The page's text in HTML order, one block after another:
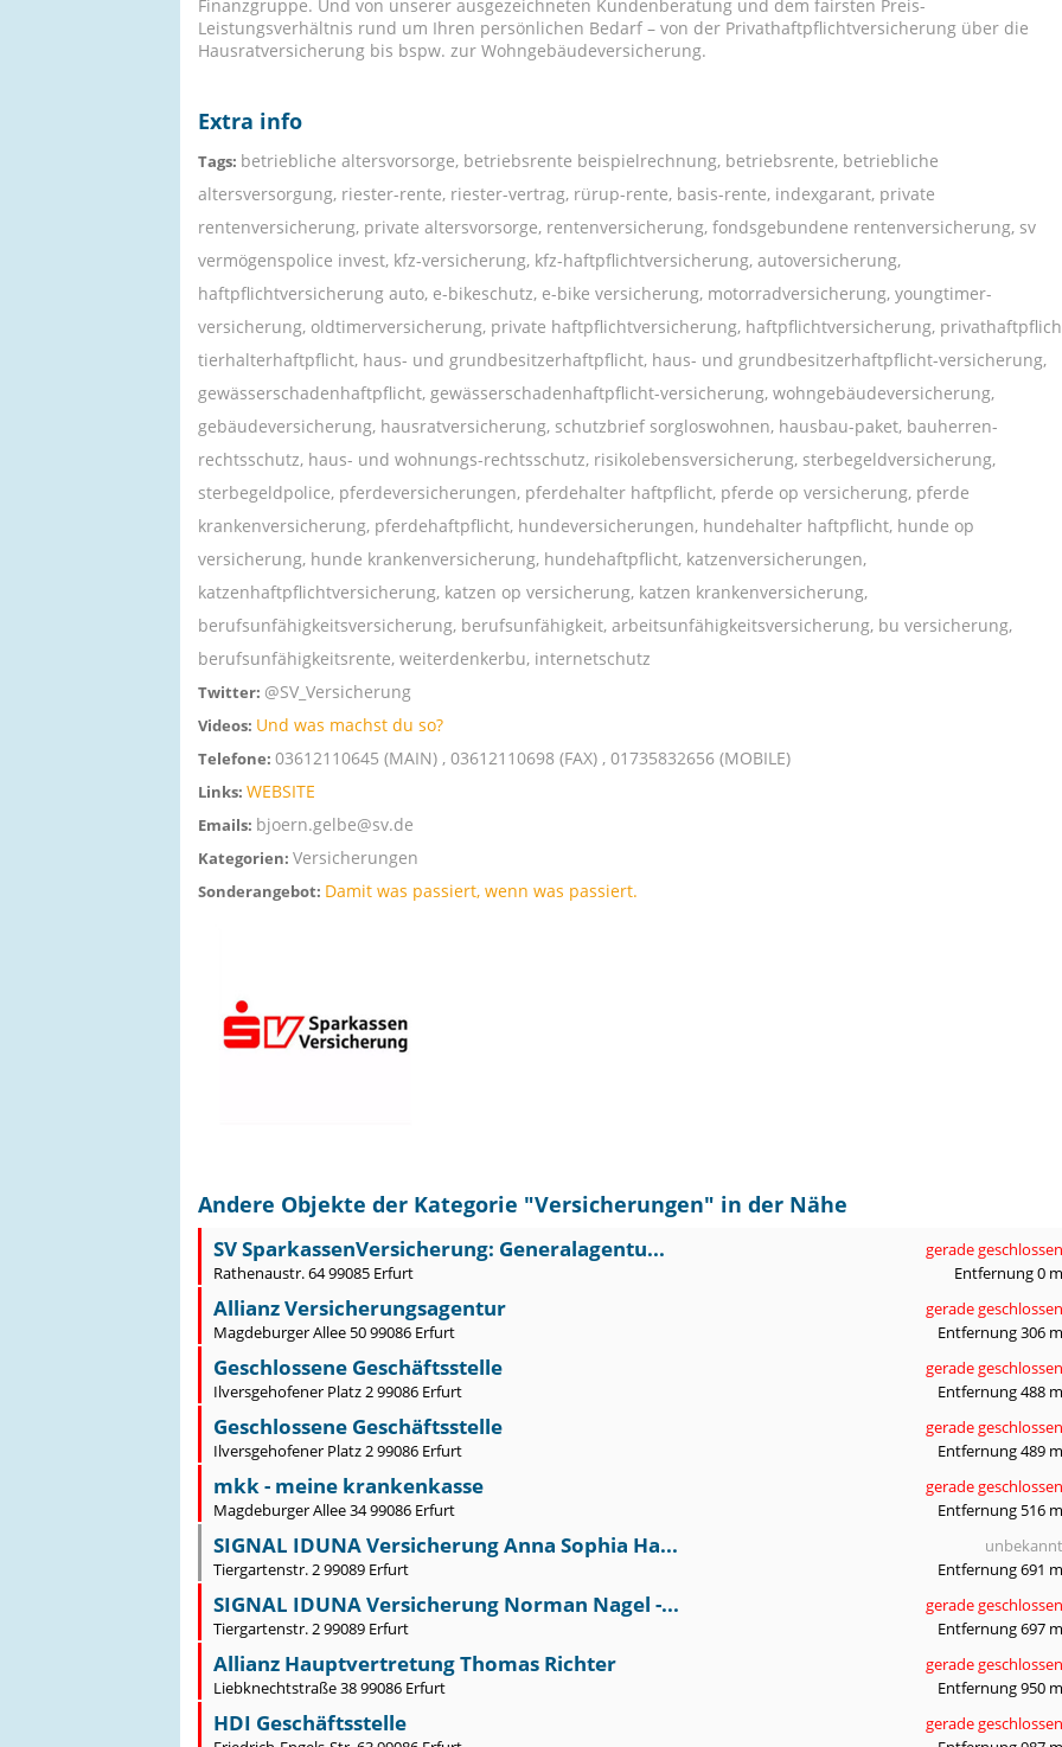
Finanzgruppe. Und von unserer ausgezeichneten Kundenberatung und dem fairsten Preis-
Leistungsverhältnis rund um Ihren persönlichen Bedarf – von der Privathaftpflichtversicherung über die
Hausratversicherung bis bspw. zur Wohngebäudeversicherung.
Extra info
Tags: betriebliche altersvorsorge, betriebsrente beispielrechnung, betriebsrente, betriebliche
altersversorgung, riester-rente, riester-vertrag, rürup-rente, basis-rente, indexgarant, private
rentenversicherung, private altersvorsorge, rentenversicherung, fonds­gebundene renten­versicherung, sv
vermögenspolice invest, kfz-versicherung, kfz-haftpflichtversicherung, autoversicherung,
haftpflichtversicherung auto, e-bikeschutz, e-bike versicherung, motorradversicherung, young­timer­
versicherung, oldtimer­versicherung, private haftpflichtversicherung, haftpflichtversicherung,
tierhalterhaftpflicht, haus- und grundbesitzerhaftpflicht, haus- und grund­besitzer­haft­pflicht-versicherung,
gewässerschadenhaftpflicht, gewässerschadenhaftpflicht-versicherung, wohngebäudeversicherung,
gebäudeversicherung, hausratversicherung, schutzbrief sorgloswohnen, hausbau-paket, bauherren-
rechtsschutz, haus- und wohnungs-rechtsschutz, risiko­lebens­versicherung, sterbegeldversicherung,
sterbegeldpolice, pferdeversicherungen, pferdehalter haftpflicht, pferde op versicherung, pferde
krankenversicherung, pferdehaftpflicht, hundeversicherungen, hundehalter haftpflicht, hunde op
versicherung, hunde krankenversicherung, hundehaftpflicht, katzenversicherungen,
katzenhaftpflichtversicherung, katzen op versicherung, katzen krankenversicherung,
berufsunfähigkeitsversicherung, berufsunfähigkeit, arbeitsunfähigkeitsversicherung, bu versicherung,
berufsunfähigkeitsrente, weiterdenkerbu, internetschutz
Twitter: @SV_Versicherung
Videos: Und was machst du so?
Telefone: 03612110645 (MAIN) , 03612110698 (FAX) , 01735832656 (MOBILE)
Links: WEBSITE
Emails: bjoern.gelbe@sv.de
Kategorien: Versicherungen
Sonderangebot: Damit was passiert, wenn was passiert.
Andere Objekte der Kategorie "Versicherungen" in der Nähe
SV SparkassenVersicherung: Generalagentu...
gerade geschlossen
Rathenaustr. 64 99085 Erfurt
Entfernung 0 m
Allianz Versicherungsagentur
gerade geschlossen
Magdeburger Allee 50 99086 Erfurt
Entfernung 306 m
Geschlossene Geschäftsstelle
gerade geschlossen
Ilversgehofener Platz 2 99086 Erfurt
Entfernung 488 m
Geschlossene Geschäftsstelle
gerade geschlossen
Ilversgehofener Platz 2 99086 Erfurt
Entfernung 489 m
mkk - meine krankenkasse
gerade geschlossen
Magdeburger Allee 34 99086 Erfurt
Entfernung 516 m
SIGNAL IDUNA Versicherung Anna Sophia Ha...
unbekannt
Tiergartenstr. 2 99089 Erfurt
Entfernung 691 m
SIGNAL IDUNA Versicherung Norman Nagel -...
gerade geschlossen
Tiergartenstr. 2 99089 Erfurt
Entfernung 697 m
Allianz Hauptvertretung Thomas Richter
gerade geschlossen
Liebknechtstraße 38 99086 Erfurt
Entfernung 950 m
HDI Geschäftsstelle
gerade geschlossen